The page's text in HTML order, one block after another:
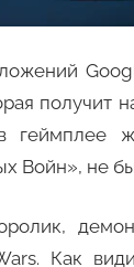
получит
Войн», не
Как